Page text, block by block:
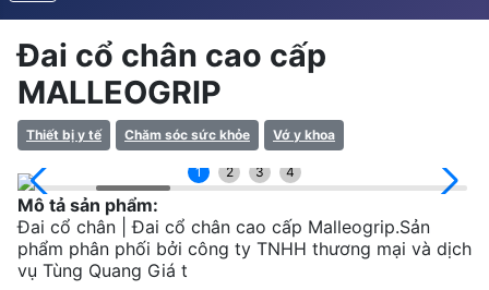
Đai cổ chân cao cấp
MALLEOGRIP
Thiết bị y tế Chăm sóc sức khỏe Vớ y khoa
1 2 3 4
Mô tả sản phẩm:
Đai cổ chân | Đai cổ chân cao cấp Malleogrip.Sản
phẩm phân phối bởi công ty TNHH thương mại và dịch
vụ Tùng Quang Giá t